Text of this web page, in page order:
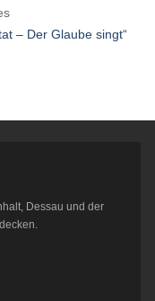
– Der Glaube singt“
Dessau und der